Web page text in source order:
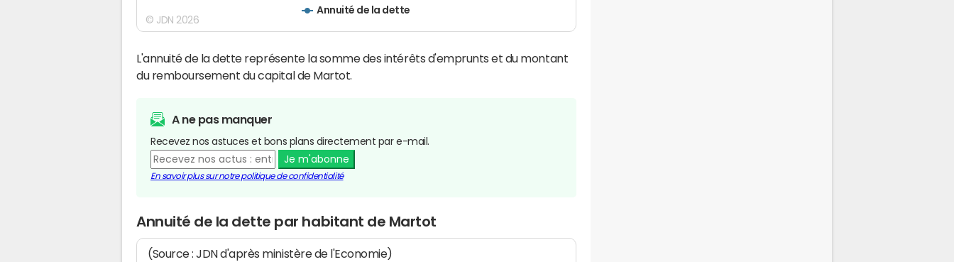
Annuité de la dette
© JDN 2026
L'annuité de la dette représente la somme des intérêts d'emprunts et du montant
du remboursement du capital de Martot.
A ne pas manquer
Recevez nos astuces et bons plans directement par e-mail.
Je m'abonne
En savoir plus sur notre politique de confidentialité
Annuité de la dette par habitant de Martot
(Source : JDN d'après ministère de l'Economie)